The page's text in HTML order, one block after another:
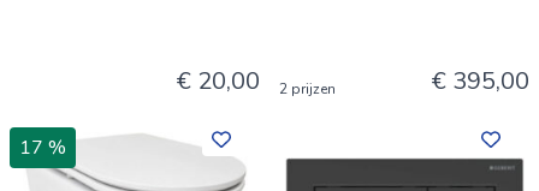
€ 20,00 2 prijzen € 395,00
17 %